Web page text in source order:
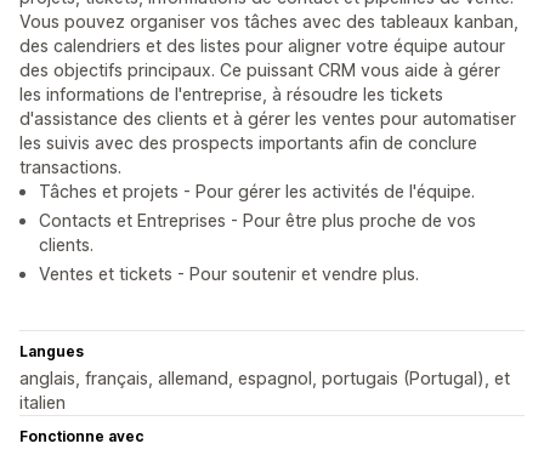
Vous pouvez organiser vos tâches avec des tableaux kanban,
des calendriers et des listes pour aligner votre équipe autour
des objectifs principaux. Ce puissant CRM vous aide à gérer
les informations de l'entreprise, à résoudre les tickets
d'assistance des clients et à gérer les ventes pour automatiser
les suivis avec des prospects importants afin de conclure
transactions.
Tâches et projets - Pour gérer les activités de l'équipe.
Contacts et Entreprises - Pour être plus proche de vos
clients.
Ventes et tickets - Pour soutenir et vendre plus.
Langues
anglais, français, allemand, espagnol, portugais (Portugal), et
italien
Fonctionne avec